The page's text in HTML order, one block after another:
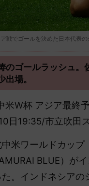
戦でゴールを決めた日本代表
のゴールラッシュ。
出場。
米W杯 アジア最終
日19:35/市立吹田
米ワールドカップ
BLUE）が
た。インドネシア